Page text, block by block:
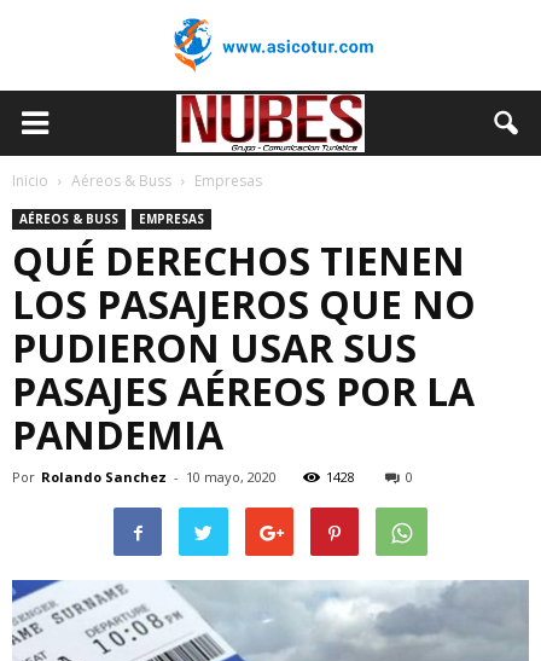
Inicio Aéreos & Buss Empresas
AÉREOS & BUSS EMPRESAS
QUÉ DERECHOS TIENEN
LOS PASAJEROS QUE NO
PUDIERON USAR SUS
PASAJES AÉREOS POR LA
PANDEMIA
Por Rolando Sanchez - 10 mayo, 2020 1428 0